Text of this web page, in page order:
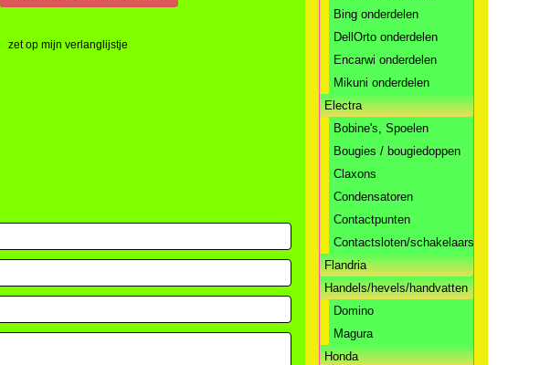
zet op mijn verlanglijstje
Bing onderdelen
DellOrto onderdelen
Encarwi onderdelen
Mikuni onderdelen
Electra
Bobine's, Spoelen
Bougies / bougiedoppen
Claxons
Condensatoren
Contactpunten
Contactsloten/schakelaars
Flandria
Handels/hevels/handvatten
Domino
Magura
Honda